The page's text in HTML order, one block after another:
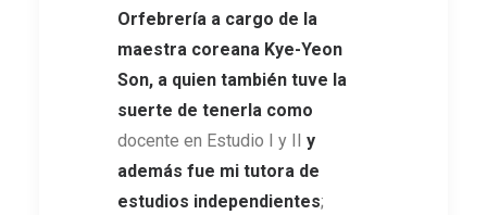
Orfebrería a cargo de la
maestra coreana Kye-Yeon
Son, a quien también tuve la
suerte de tenerla como
docente en Estudio I y II y
además fue mi tutora de
estudios independientes;